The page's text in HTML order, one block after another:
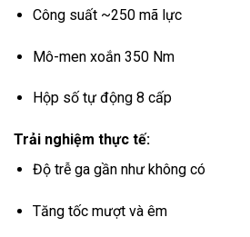
Công suất ~250 mã lực
Mô-men xoắn 350 Nm
Hộp số tự động 8 cấp
Trải nghiệm thực tế:
Độ trễ ga gần như không có
Tăng tốc mượt và êm